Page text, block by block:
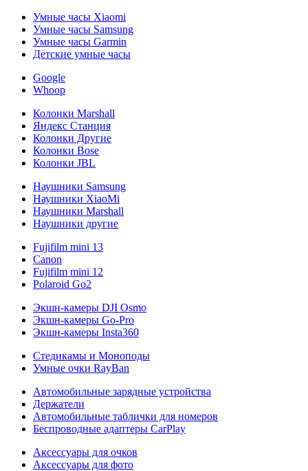
Умные часы Xiaomi
Умные часы Samsung
Умные часы Garmin
Детские умные часы
Google
Whoop
Колонки Marshall
Яндекс Станция
Колонки Другие
Колонки Bose
Колонки JBL
Наушники Samsung
Наушники XiaoMi
Наушники Marshall
Наушники другие
Fujifilm mini 13
Canon
Fujifilm mini 12
Polaroid Go2
Экшн-камеры DJI Osmo
Экшн-камеры Go-Pro
Экшн-камеры Insta360
Стедикамы и Моноподы
Умные очки RayBan
Автомобильные зарядные устройства
Держатели
Автомобильные таблички для номеров
Беспроводные адаптеры CarPlay
Аксессуары для очков
Аксессуары для фото